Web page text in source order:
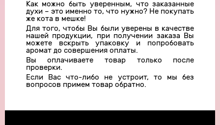
Как можно быть уверенным, что заказанные
духи – это именно то, что нужно? Не покупать
же кота в мешке!
Для того, чтобы Вы были уверены в качестве
нашей продукции, при получении заказа Вы
можете вскрыть упаковку и попробовать
аромат до совершения оплаты.
Вы оплачиваете товар только после
проверки.
Если Вас что-либо не устроит, то мы без
вопросов примем товар обратно.